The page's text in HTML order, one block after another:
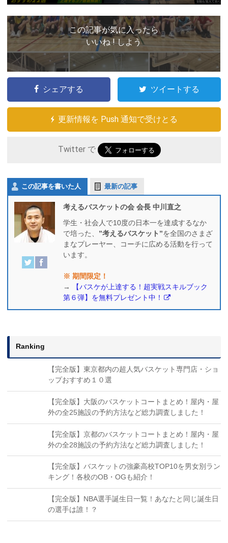
この記事が気に入ったら
いいね ! しよう
シェアする ツイートする
更新情報を Push 通知で受けとる
Twitter で
この記事を書いた人 最新の記事
考えるバスケットの会 会長 中川直之
学生・社会人で10度の日本一を達成するなか
で培った、 ”考えるバスケット”を全国のさまざ
まなプレーヤー、コーチに広める活動を行って
います。
※ 期間限定！
→
【バスケが上達する！超実戦スキルブック
第６弾】を無料プレゼント中！
Ranking
【完全版】東京都内の超人気バスケット専門店・ショ
ップおすすめ１０選
【完全版】大阪のバスケットコートまとめ！屋内・屋
外の全25施設の予約方法など総力調査しました！
【完全版】京都のバスケットコートまとめ！屋内・屋
外の全28施設の予約方法など総力調査しました！
【完全版】バスケットの強豪高校TOP10を男女別ラン
キング！各校のOB・OGも紹介！
【完全版】NBA選手誕生日一覧！あなたと同じ誕生日
の選手は誰！？